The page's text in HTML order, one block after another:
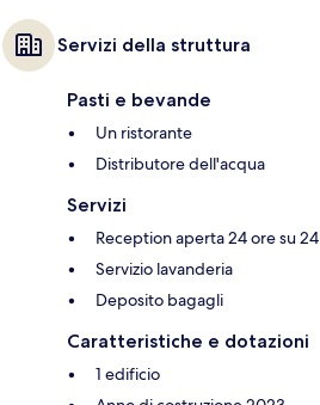
Servizi della struttura
Pasti e bevande
Un ristorante
Distributore dell'acqua
Servizi
Reception aperta 24 ore su 24
Servizio lavanderia
Deposito bagagli
Caratteristiche e dotazioni
1 edificio